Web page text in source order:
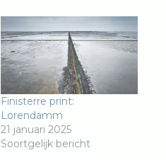
Finisterre print:
Lorendamm
21 januari 2025
Soortgelijk bericht